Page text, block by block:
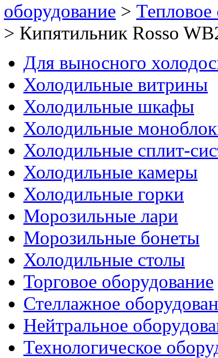
оборудование > Тепловое
> Кипятильник Rosso
Для выносного
Холодильные витрины
Холодильные шкафы
Холодильные
Холодильные сплит-
Холодильные камеры
Холодильные горки
Морозильные лари
Морозильные бонеты
Холодильные столы
Торговое оборудование
Стеллажное
Нейтральное
Технологическое